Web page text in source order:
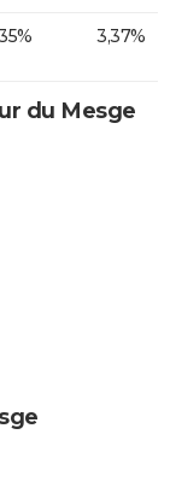
3,37%
du Mesge